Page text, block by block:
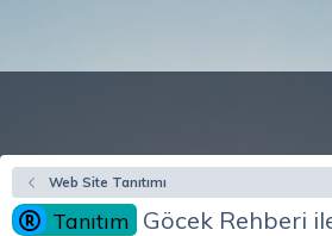
Web Site Tanıtımı
Tanıtım Göcek Rehberi